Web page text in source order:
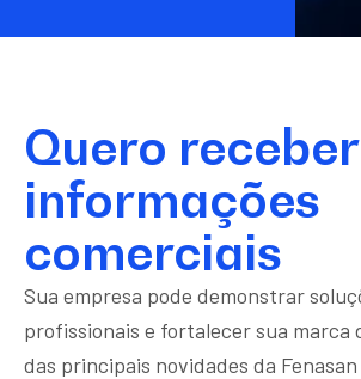
Quero receber
informações
comerciais
Sua empresa pode demonstrar
profissionais e fortalecer sua marca
das principais novidades da Fenasan